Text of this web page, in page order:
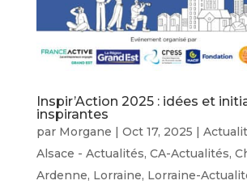
Inspir’Action 2025 : idées et
inspirantes
par Morgane | Oct 17, 2025 |
Alsace - Actualités, CA-Actualités,
Ardenne, Lorraine, Lorraine-